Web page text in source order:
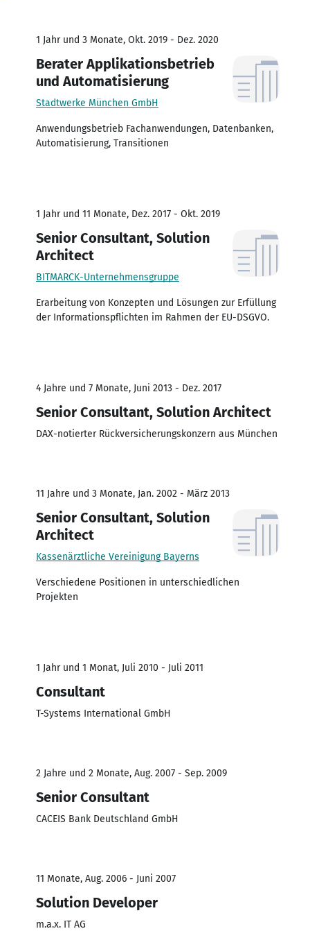
1 Jahr und 3 Monate, Okt. 2019 - Dez. 2020
Berater Applikationsbetrieb
und Automatisierung
Stadtwerke München GmbH
Anwendungsbetrieb Fachanwendungen, Datenbanken,
Automatisierung, Transitionen
1 Jahr und 11 Monate, Dez. 2017 - Okt. 2019
Senior Consultant, Solution
Architect
BITMARCK-Unternehmensgruppe
Erarbeitung von Konzepten und Lösungen zur Erfüllung
der Informationspflichten im Rahmen der EU-DSGVO.
4 Jahre und 7 Monate, Juni 2013 - Dez. 2017
Senior Consultant, Solution Architect
DAX-notierter Rückversicherungskonzern aus München
11 Jahre und 3 Monate, Jan. 2002 - März 2013
Senior Consultant, Solution
Architect
Kassenärztliche Vereinigung Bayerns
Verschiedene Positionen in unterschiedlichen
Projekten
1 Jahr und 1 Monat, Juli 2010 - Juli 2011
Consultant
T-Systems International GmbH
2 Jahre und 2 Monate, Aug. 2007 - Sep. 2009
Senior Consultant
CACEIS Bank Deutschland GmbH
11 Monate, Aug. 2006 - Juni 2007
Solution Developer
m.a.x. IT AG